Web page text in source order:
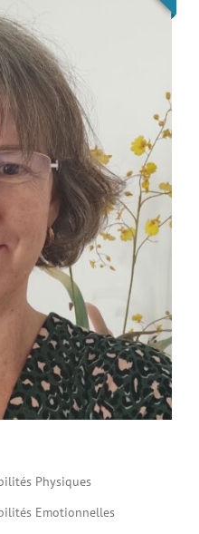
Physiques
Emotionnelles